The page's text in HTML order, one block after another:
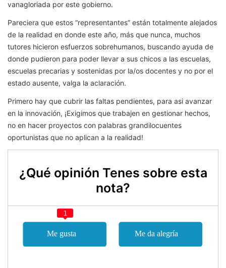
vanagloriada por este gobierno.
Pareciera que estos “representantes” están totalmente alejados
de la realidad en donde este año, más que nunca, muchos
tutores hicieron esfuerzos sobrehumanos, buscando ayuda de
donde pudieron para poder llevar a sus chicos a las escuelas,
escuelas precarias y sostenidas por la/os docentes y no por el
estado ausente, valga la aclaración.
Primero hay que cubrir las faltas pendientes, para asi avanzar
en la innovación, ¡Exigimos que trabajen en gestionar hechos,
no en hacer proyectos con palabras grandilocuentes
oportunistas que no aplican a la realidad!
¿Qué opinión Tenes sobre esta
nota?
1